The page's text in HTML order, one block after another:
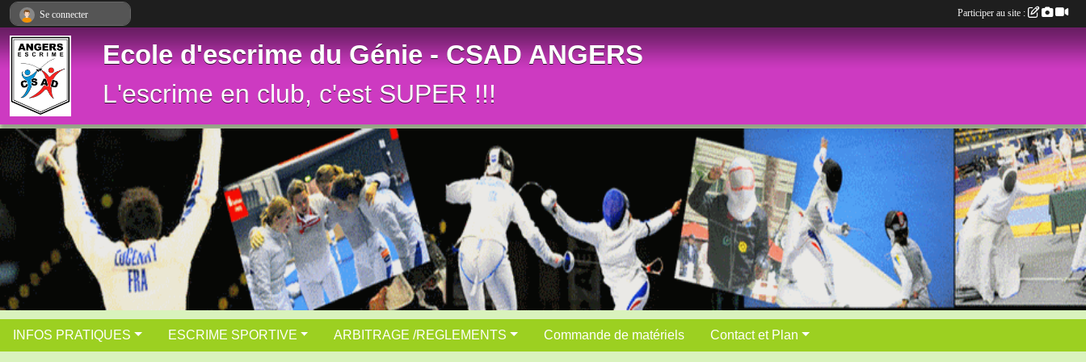
Ecole d'escrime du Génie - CSAD ANGERS
L'escrime en club, c'est SUPER !!!
INFOS PRATIQUES ESCRIME SPORTIVE ARBITRAGE /REGLEMENTS Commande de matériels Contact et Plan
Se connecter Participer au site :
Panneau de gestion des cookies